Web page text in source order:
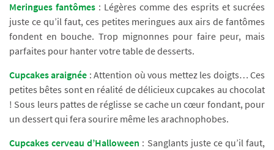
Meringues fantômes : Légères comme des esprits et sucrées
juste ce qu’il faut, ces petites meringues aux airs de fantômes
fondent en bouche. Trop mignonnes pour faire peur, mais
parfaites pour hanter votre table de desserts.
Cupcakes araignée : Attention où vous mettez les doigts… Ces
petites bêtes sont en réalité de délicieux cupcakes au chocolat
! Sous leurs pattes de réglisse se cache un cœur fondant, pour
un dessert qui fera sourire même les arachnophobes.
Cupcakes cerveau d’Halloween : Sanglants juste ce qu’il faut,